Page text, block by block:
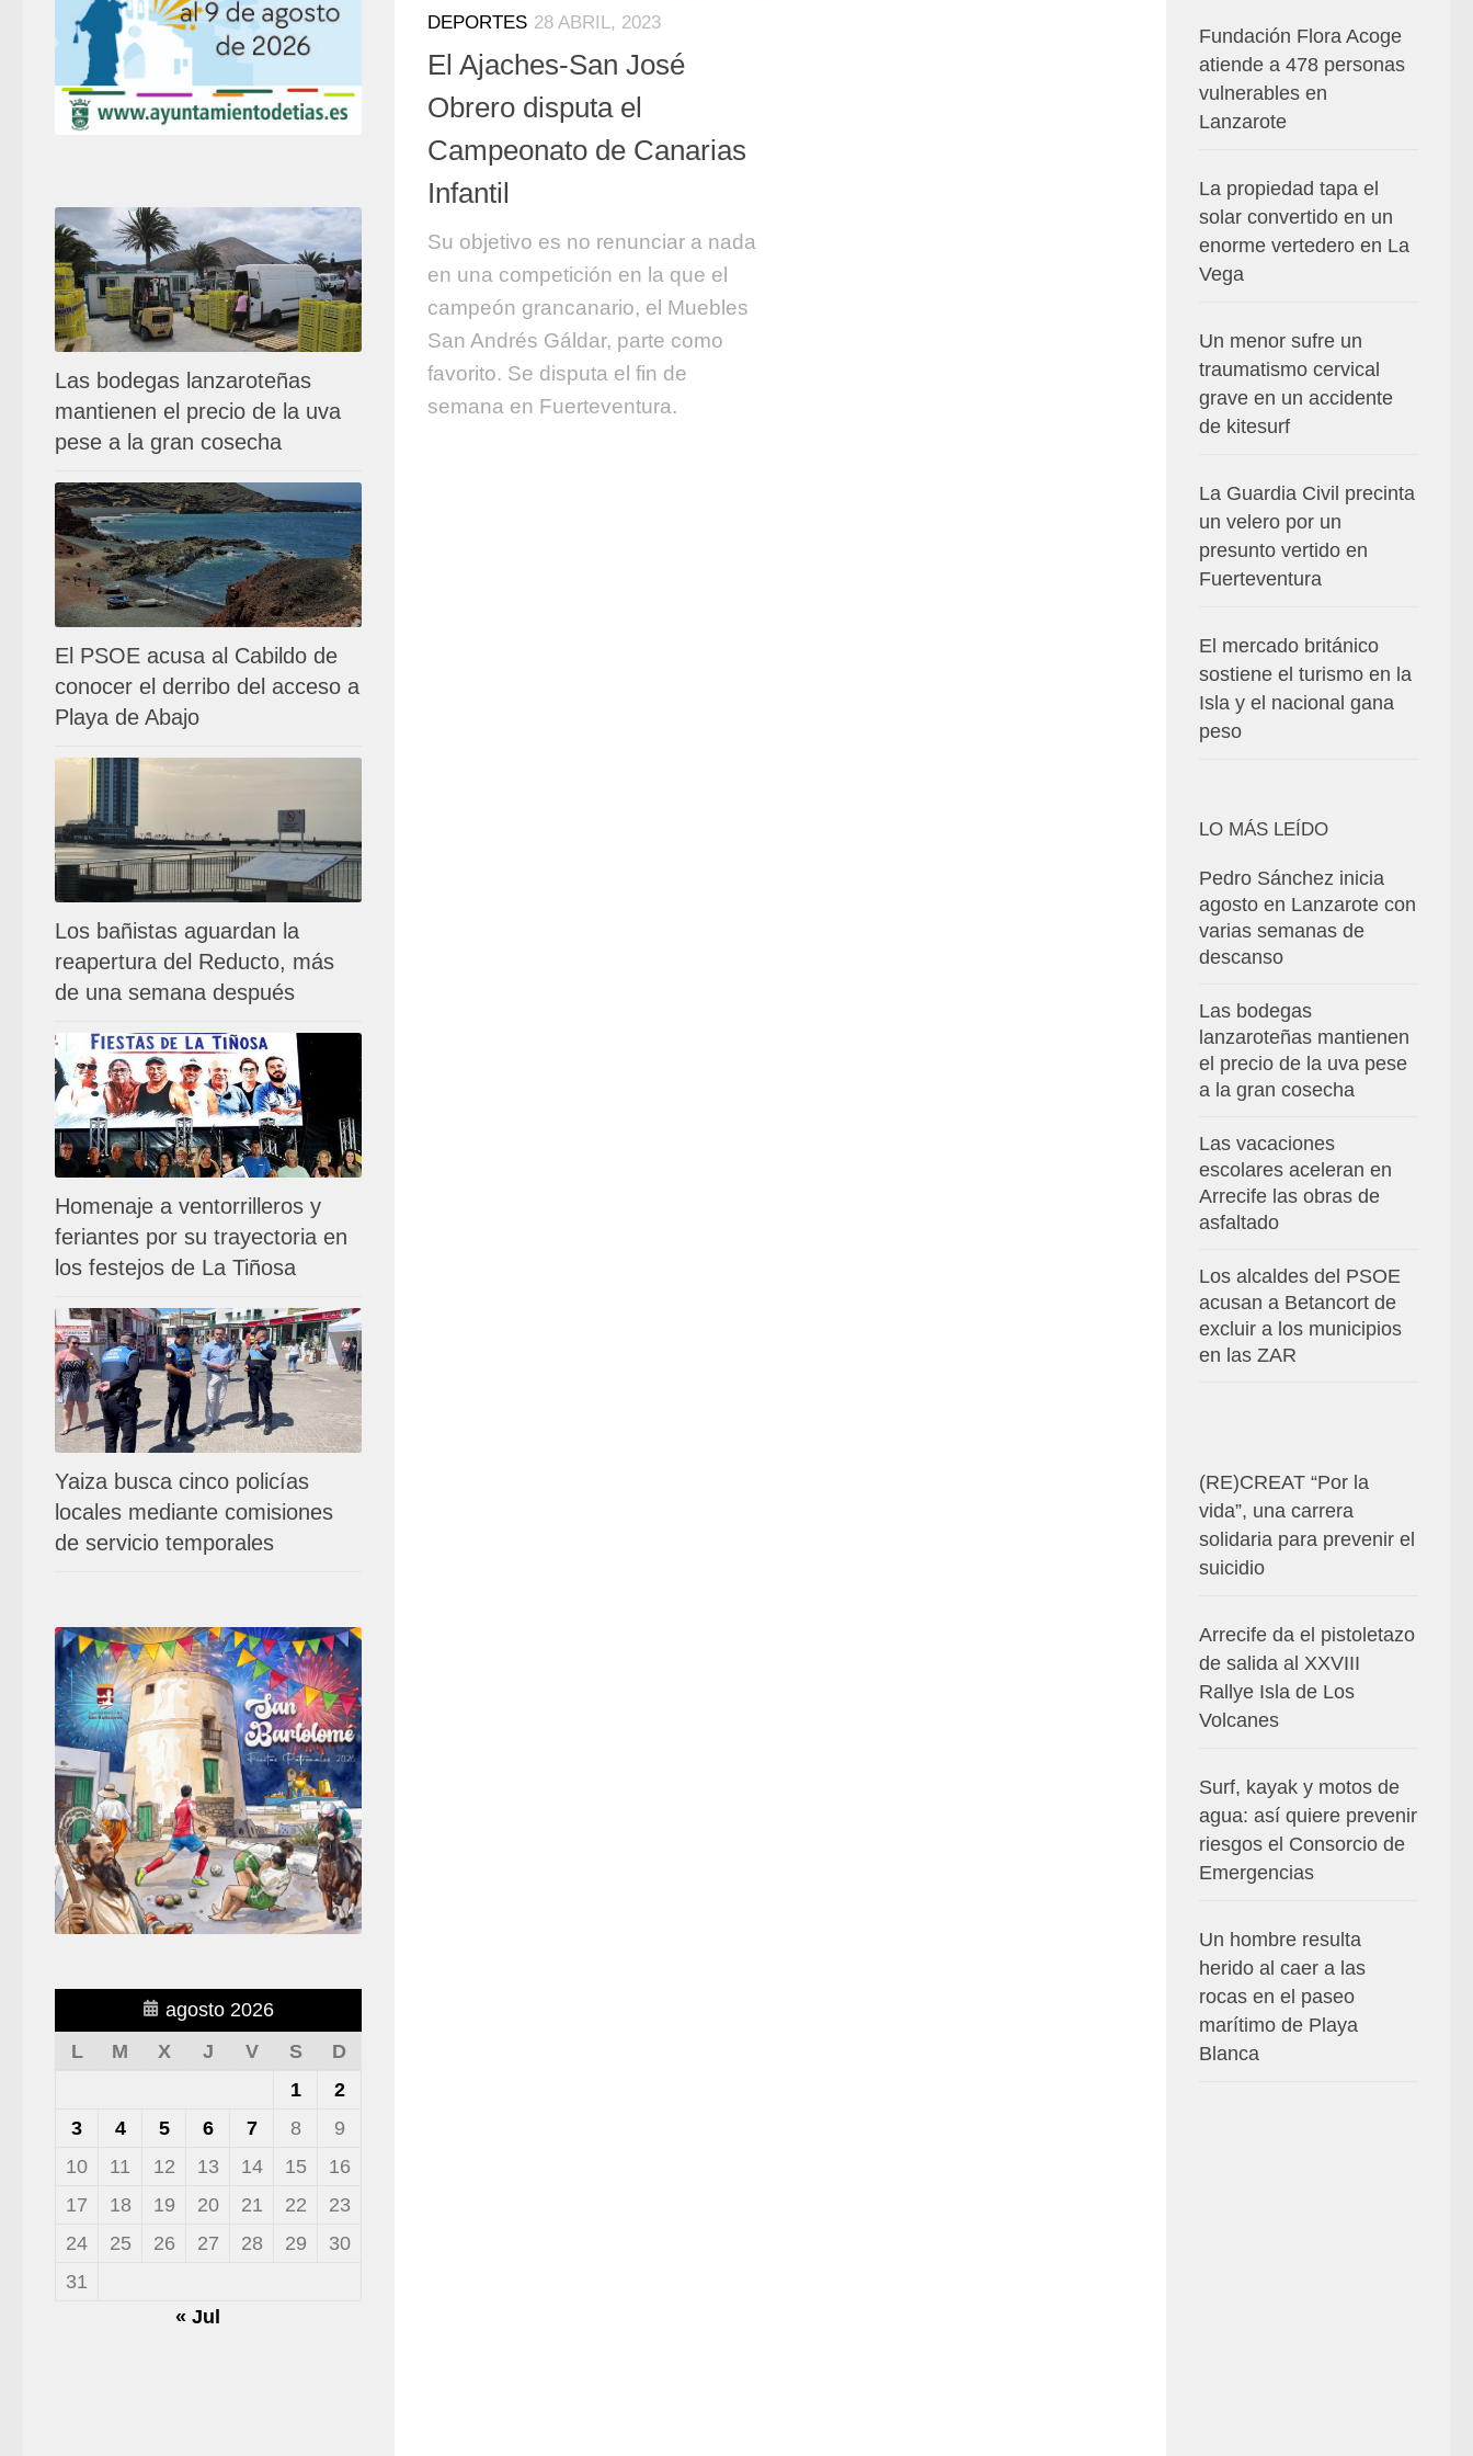
DEPORTES 28 ABRIL, 2023
El Ajaches-San José
Obrero disputa el
Campeonato de Canarias
Infantil
Su objetivo es no renunciar a nada
en una competición en la que el
campeón grancanario, el Muebles
San Andrés Gáldar, parte como
favorito. Se disputa el fin de
semana en Fuerteventura.
Las bodegas lanzaroteñas
mantienen el precio de la uva
pese a la gran cosecha
El PSOE acusa al Cabildo de
conocer el derribo del acceso a
Playa de Abajo
Los bañistas aguardan la
reapertura del Reducto, más
de una semana después
Homenaje a ventorrilleros y
feriantes por su trayectoria en
los festejos de La Tiñosa
Yaiza busca cinco policías
locales mediante comisiones
de servicio temporales
agosto 2026
L
M X J V S
D
1
2
3
4 5 6 7 8
9
10
11 12 13 14 15
16
17
18 19 20 21 22
23
24
25 26 27 28 29
30
31
« Jul
Fundación Flora Acoge
atiende a 478 personas
vulnerables en
Lanzarote
La propiedad tapa el
solar convertido en un
enorme vertedero en La
Vega
Un menor sufre un
traumatismo cervical
grave en un accidente
de kitesurf
La Guardia Civil precinta
un velero por un
presunto vertido en
Fuerteventura
El mercado británico
sostiene el turismo en la
Isla y el nacional gana
peso
LO MÁS LEÍDO
Pedro Sánchez inicia
agosto en Lanzarote con
varias semanas de
descanso
Las bodegas
lanzaroteñas mantienen
el precio de la uva pese
a la gran cosecha
Las vacaciones
escolares aceleran en
Arrecife las obras de
asfaltado
Los alcaldes del PSOE
acusan a Betancort de
excluir a los municipios
en las ZAR
(RE)CREAT “Por la
vida”, una carrera
solidaria para prevenir el
suicidio
Arrecife da el pistoletazo
de salida al XXVIII
Rallye Isla de Los
Volcanes
Surf, kayak y motos de
agua: así quiere prevenir
riesgos el Consorcio de
Emergencias
Un hombre resulta
herido al caer a las
rocas en el paseo
marítimo de Playa
Blanca